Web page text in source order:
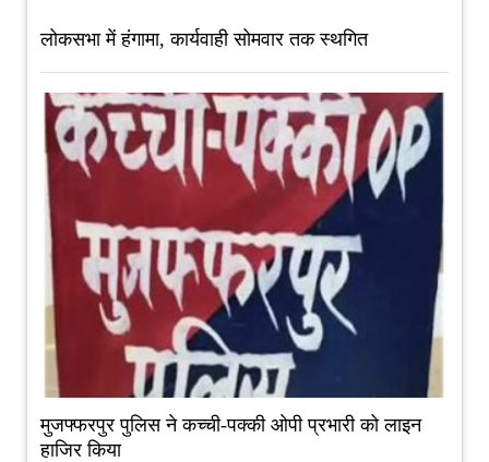
लोकसभा में हंगामा, कार्यवाही सोमवार तक स्थगित
मुजफ्फरपुर पुलिस ने कच्ची-पक्की ओपी प्रभारी को लाइन
हाजिर किया